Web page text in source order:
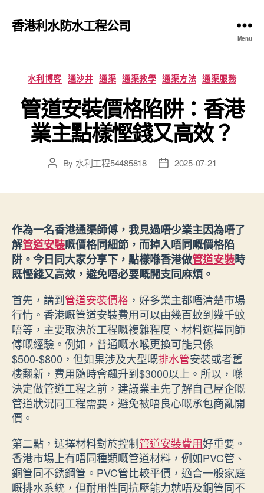
香港利水防水工程公司
Menu
Categories
水利博客 通沙井 通渠 通渠教學 通渠方法 通渠服務
管道安裝價格陷阱：香港
業主點樣慳錢又高效？
PostBy 水利工程54485818
Post2025-07-21
作為一名香港通渠師傅，我見過唔少業主因為唔了
解管道安裝嘅價格同細節，而掉入唔同嘅價格陷
阱。今日同大家分享下，點樣喺香港做管道安裝時
既慳錢又高效，避免唔必要嘅開支同麻煩。
首先，講到管道安裝價格 ，好多業主都唔清楚市場
行情。香港嘅管道安裝費用可以由幾百蚊到幾千蚊
唔等，主要取決於工程嘅複雜程度、材料選擇同師
傅嘅經驗。例如，普通嘅水喉更換可能只係
$500-$800，但如果涉及大型嘅排水管安裝或者舊
樓翻新，費用隨時會飆升到$3000以上。所以，喺
決定做管道工程之前，建議業主先了解自己屋企嘅
管道狀況同工程需要，避免被唔良心嘅承包商亂開
價。
第二點，選擇材料對於控制管道安裝費用好重要。
香港市場上有唔同種類嘅管道材料，例如PVC管、
銅管同不銹鋼管。PVC管比較平價，適合一般家庭
嘅排水系統，但耐用性同抗壓能力就唔及銅管同不